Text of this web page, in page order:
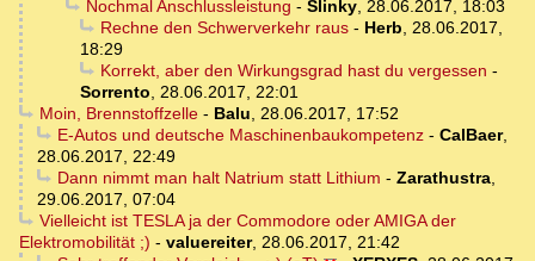
Nochmal Anschlussleistung - Slinky, 28.06.2017, 18:03
Rechne den Schwerverkehr raus- Herb, 28.06.2017,
18:29
Korrekt, aber den Wirkungsgrad hast du vergessen -
Sorrento, 28.06.2017, 22:01
Moin, Brennstoffzelle- Balu, 28.06.2017, 17:52
E-Autos und deutsche Maschinenbaukompetenz- CalBaer,
28.06.2017, 22:49
Dann nimmt man halt Natrium statt Lithium - Zarathustra,
29.06.2017, 07:04
Vielleicht ist TESLA ja der Commodore oder AMIGA der
Elektromobilität ;) - valuereiter, 28.06.2017, 21:42